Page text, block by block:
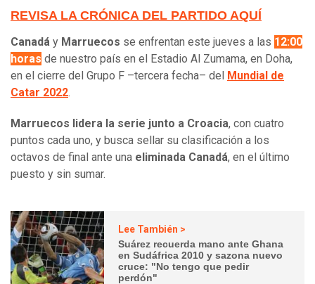
REVISA LA CRÓNICA DEL PARTIDO AQUÍ
Canadá y Marruecos se enfrentan este jueves a las 12:00
horas de nuestro país en el Estadio Al Zumama, en Doha,
en el cierre del Grupo F –tercera fecha– del
Mundial de
Catar 2022.
Marruecos lidera la serie junto a Croacia, con cuatro
puntos cada uno, y busca sellar su clasificación a los
octavos de final ante una eliminada Canadá, en el último
puesto y sin sumar.
Lee También >
Suárez recuerda mano ante Ghana
en Sudáfrica 2010 y sazona nuevo
cruce: "No tengo que pedir
perdón"